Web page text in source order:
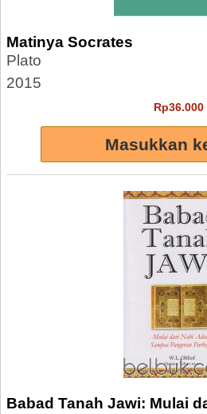
Matinya Socrates
Plato
2015
Rp36.000
Babad Tanah Jawi: Mulai